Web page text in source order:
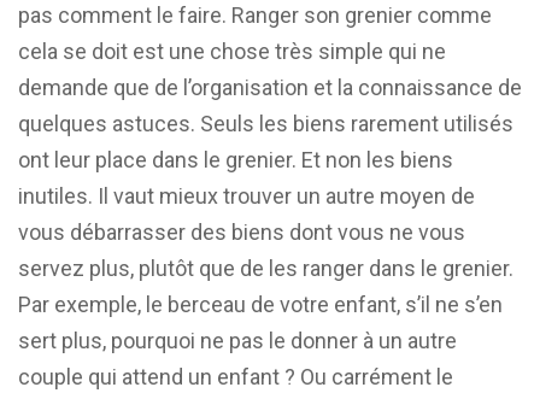
pas comment le faire. Ranger son grenier comme
cela se doit est une chose très simple qui ne
demande que de l’organisation et la connaissance de
quelques astuces. Seuls les biens rarement utilisés
ont leur place dans le grenier. Et non les biens
inutiles. Il vaut mieux trouver un autre moyen de
vous débarrasser des biens dont vous ne vous
servez plus, plutôt que de les ranger dans le grenier.
Par exemple, le berceau de votre enfant, s’il ne s’en
sert plus, pourquoi ne pas le donner à un autre
couple qui attend un enfant ? Ou carrément le